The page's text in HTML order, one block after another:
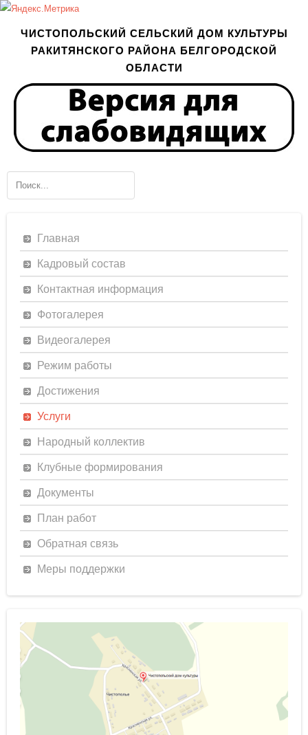
ЧИСТОПОЛЬСКИЙ СЕЛЬСКИЙ ДОМ КУЛЬТУРЫ
РАКИТЯНСКОГО РАЙОНА БЕЛГОРОДСКОЙ
ОБЛАСТИ
Главная
Кадровый состав
Контактная информация
Фотогалерея
Видеогалерея
Режим работы
Достижения
Услуги
Народный коллектив
Клубные формирования
Документы
План работ
Обратная связь
Меры поддержки